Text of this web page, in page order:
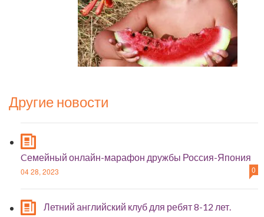
Другие новости
Cемейный онлайн-марафон дружбы Россия-Япония
04 28, 2023 0
Летний английский клуб для ребят 8-12 лет.